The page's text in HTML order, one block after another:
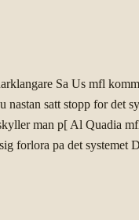
Sa Us mfl
nastan satt stopp for det
man p[ Al Quadia
forlora pa det systemet